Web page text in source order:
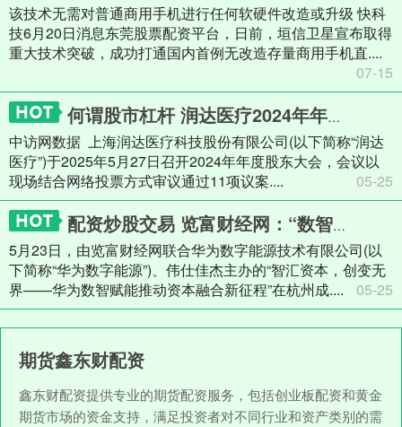
该技术无需对普通商用手机进行任何软硬件改造或升级 快科
技6月20日消息东莞股票配资平台，日前，垣信卫星宣布取得
重大技术突破，成功打通国内首例无改造存量商用手机直....
07-15
何谓股市杠杆 润达医疗2024年年度股东大会通过11项议案 利润分配及担保计划获高票通过
中访网数据 上海润达医疗科技股份有限公司(以下简称“润达
医疗”)于2025年5月27日召开2024年年度股东大会，会议以
现场结合网络投票方式审议通过11项议案....
05-25
配资炒股交易 览富财经网：“数智赋能推动资本融合新征程”在杭隆重举行
5月23日，由览富财经网联合华为数字能源技术有限公司(以
下简称“华为数字能源”)、伟仕佳杰主办的“智汇资本，创变无
界——华为数智赋能推动资本融合新征程”在杭州成....
05-25
期货鑫东财配资
鑫东财配资提供专业的期货配资服务，包括创业板配资和黄金
期货市场的资金支持，满足投资者对不同行业和资产类别的需